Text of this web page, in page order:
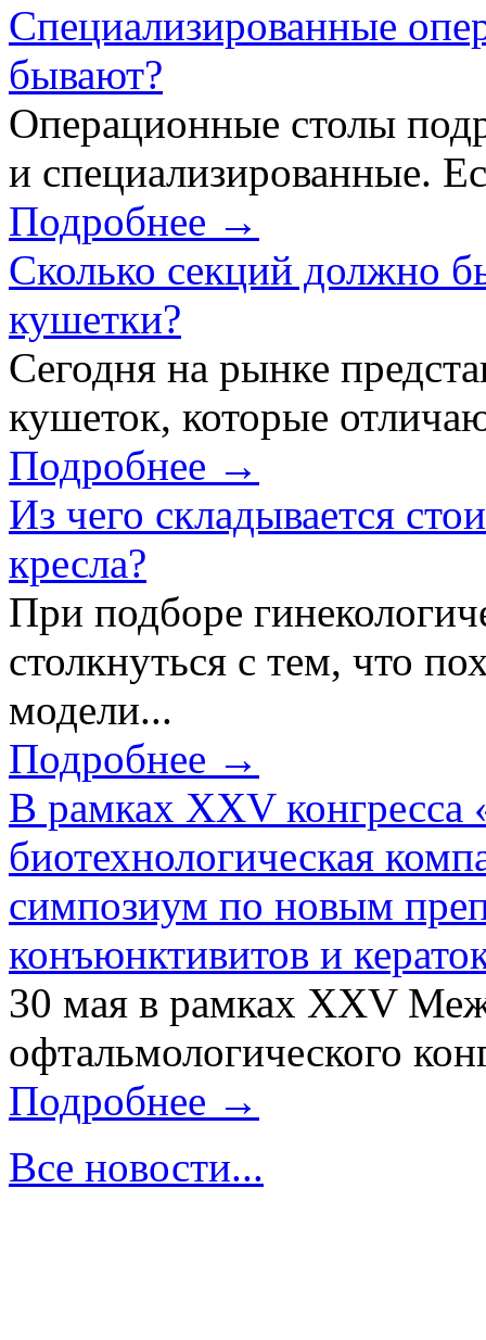
Специализированные
бывают?
Операционные столы
и специализированные.
Подробнее →
Сколько секций должно
кушетки?
Сегодня на рынке
кушеток, которые
Подробнее →
Из чего складывается
кресла?
При подборе
столкнуться с тем, что
модели...
Подробнее →
В рамках XXV конгресса
биотехнологическая
симпозиум по новым
конъюнктивитов и
30 мая в рамках XXV
офтальмологического
Подробнее →
Все новости...